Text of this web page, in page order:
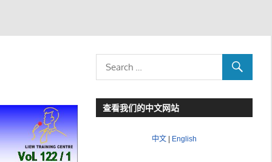
查看我们的中文网站
中文| English